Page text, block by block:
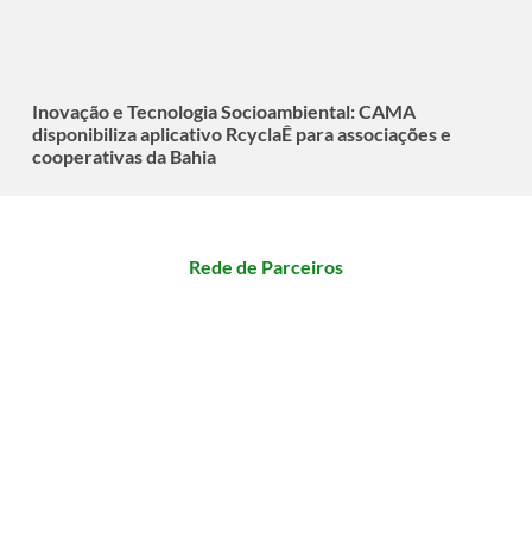
Inovação e Tecnologia Socioambiental: CAMA
disponibiliza aplicativo RcyclaÊ para associações e
cooperativas da Bahia
Rede de Parceiros